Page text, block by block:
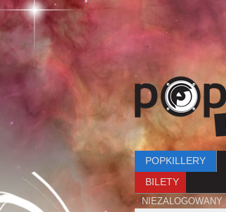
Menu główne
POPKILLERY
BILETY
NIEZALOGOWANY |